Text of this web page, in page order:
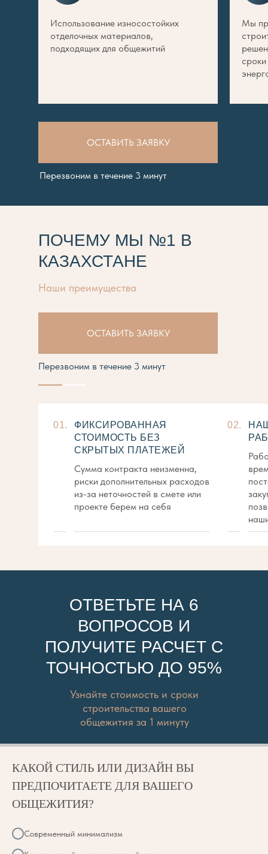
Использование износостойких
отделочных материалов,
подходящих для общежитий
Мы
Перезвоним в течение 3 минут
ОСТАВИТЬ ЗАЯВКУ
ПОЧЕМУ МЫ №1 В
КАЗАХСТАНЕ
Наши преимущества
Перезвоним в течение 3 минут
ОСТАВИТЬ ЗАЯВКУ
02.
ФИКСИРОВАННАЯ
СТОИМОСТЬ БЕЗ
СКРЫТЫХ ПЛАТЕЖЕЙ
01.
Сумма контракта неизменна,
риски дополнительных расходов
из-за неточностей в смете или
проекте берем на себя
Узнайте стоимость и сроки
строительства вашего
общежития за 1 минуту
ОТВЕТЬТЕ НА 6
ВОПРОСОВ И
ПОЛУЧИТЕ РАСЧЕТ С
ТОЧНОСТЬЮ ДО 95%
КАКОЙ СТИЛЬ ИЛИ ДИЗАЙН ВЫ
ПРЕДПОЧИТАЕТЕ ДЛЯ ВАШЕГО
ОБЩЕЖИТИЯ?
Современный минимализм